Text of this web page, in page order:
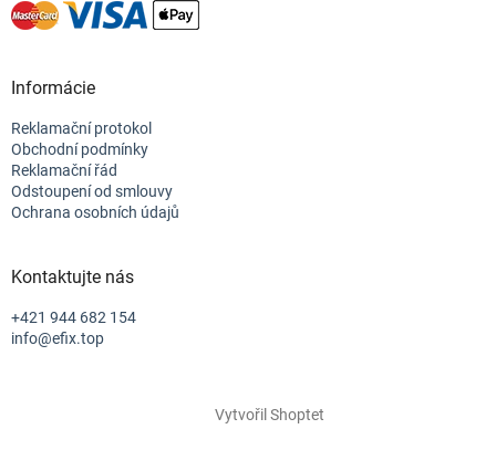
Informácie
Reklamační protokol
Obchodní podmínky
Reklamační řád
Odstoupení od smlouvy
Ochrana osobních údajů
Kontaktujte nás
+421 944 682 154
info@efix.top
Vytvořil Shoptet